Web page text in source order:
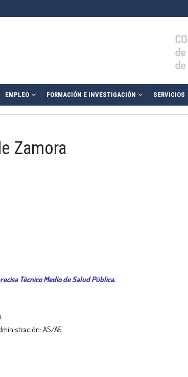
EMPLEO FORMACIÓN E INVESTIGACIÓN SERVICIOS
Zamora
Técnico Medio de Salud Pública.
AS/A5